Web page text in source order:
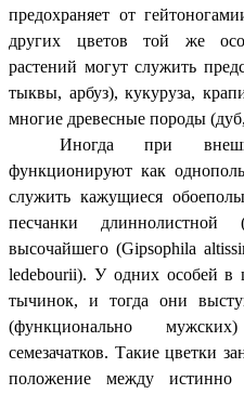
предохраняет от
других цветов той же
растений могут служить
тыквы, арбуз), кукуруза,
многие древесные породы
Иногда при
функционируют как
служить кажущиеся
песчанки длиннолистной
высочайшего (Gipsophila
ledebourii). У одних особей в
тычинок, и тогда они
(функционально
семезачатков. Такие цветки
положение между